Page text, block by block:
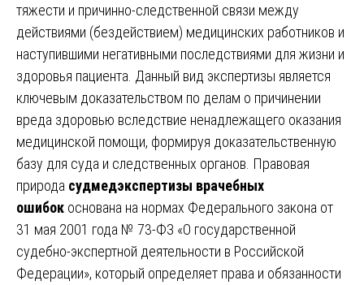
тяжести и причинно-следственной связи между
действиями (бездействием) медицинских работников и
наступившими негативными последствиями для жизни и
здоровья пациента. Данный вид экспертизы является
ключевым доказательством по делам о причинении
вреда здоровью вследствие ненадлежащего оказания
медицинской помощи, формируя доказательственную
базу для суда и следственных органов. Правовая
природа судмедэкспертизы врачебных
ошибок основана на нормах Федерального закона от
31 мая 2001 года № 73-ФЗ «О государственной
судебно-экспертной деятельности в Российской
Федерации», который определяет права и обязанности